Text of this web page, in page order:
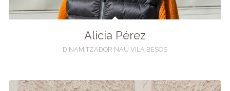
Alicia Pérez
DINAMITZADOR NAU VILA BESÒS